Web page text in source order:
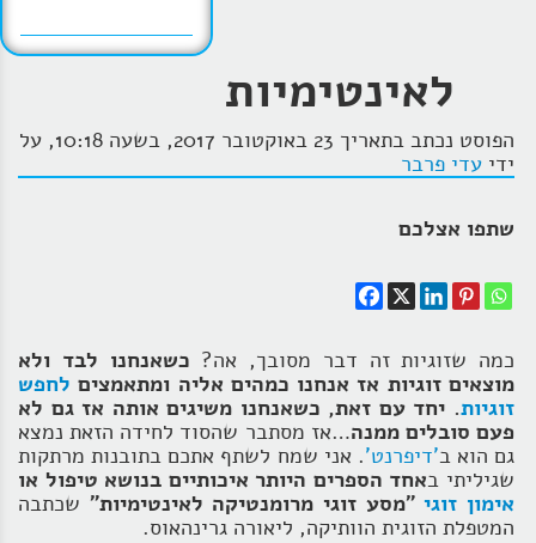
לאינטימיות
הפוסט נכתב בתאריך 23 באוקטובר 2017, בשעה 10:18, על
ידי עדי פרבר
שתפו אצלכם
כמה שזוגיות זה דבר מסובך, אה? כשאנחנו לבד ולא
מוצאים זוגיות אז אנחנו כמהים אליה ומתאמצים לחפש
זוגיות. יחד עם זאת, כשאנחנו משיגים אותה אז גם לא
פעם סובלים ממנה…אז מסתבר שהסוד לחידה הזאת נמצא
גם הוא ב'דיפרנט'. אני שמח לשתף אתכם בתובנות מרתקות
שגיליתי באחד הספרים היותר איכותיים בנושא טיפול או
אימון זוגי"מסע זוגי מרומנטיקה לאינטימיות" שכתבה
המטפלת הזוגית הוותיקה, ליאורה גרינהאוס.